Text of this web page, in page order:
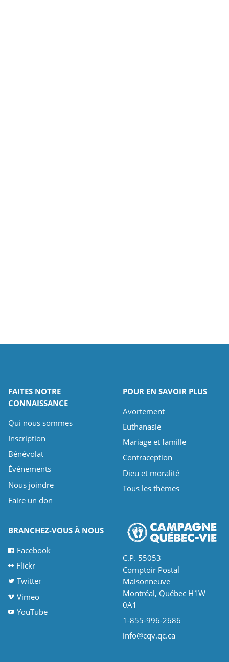
FAITES NOTRE
CONNAISSANCE
Qui nous sommes
Inscription
Bénévolat
Événements
Nous joindre
Faire un don
POUR EN SAVOIR PLUS
Avortement
Euthanasie
Mariage et famille
Contraception
Dieu et moralité
Tous les thèmes
BRANCHEZ-VOUS À NOUS
Facebook
Flickr
Twitter
Vimeo
YouTube
C.P. 55053
Comptoir Postal
Maisonneuve
Montréal, Québec H1W
0A1
1-855-996-2686
info@cqv.qc.ca